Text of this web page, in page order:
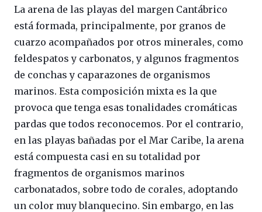
La arena de las playas del margen Cantábrico
está formada, principalmente, por granos de
cuarzo acompañados por otros minerales, como
feldespatos y carbonatos, y algunos fragmentos
de conchas y caparazones de organismos
marinos. Esta composición mixta es la que
provoca que tenga esas tonalidades cromáticas
pardas que todos reconocemos. Por el contrario,
en las playas bañadas por el Mar Caribe, la arena
está compuesta casi en su totalidad por
fragmentos de organismos marinos
carbonatados, sobre todo de corales, adoptando
un color muy blanquecino. Sin embargo, en las